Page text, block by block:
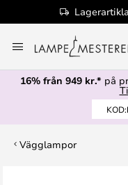
till
innehållet
16% från 949 kr.* på
KOD:
Vägglampor